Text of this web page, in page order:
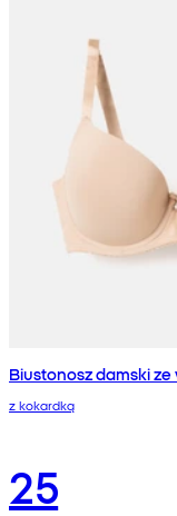
Biustonosz damski
z kokardką
25